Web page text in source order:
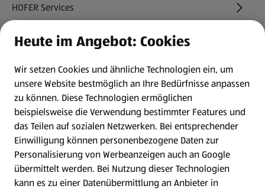
HOFER Services
Newsletter
WhatsApp
Gewinnspiele
Mein HOFER. Meine Einkäufe.
Meine Meinung. Mein HOFER.
Heute im Angebot: Cookies
Wir setzen Cookies und ähnliche Technologien ein, um
unsere Website bestmöglich an Ihre Bedürfnisse anpassen
zu können. Diese Technologien ermöglichen
beispielsweise die Verwendung bestimmter Features und
das Teilen auf sozialen Netzwerken. Bei entsprechender
Einwilligung können personenbezogene Daten zur
Personalisierung von Werbeanzeigen auch an Google
übermittelt werden. Bei Nutzung dieser Technologien
kann es zu einer Datenübermittlung an Anbieter in